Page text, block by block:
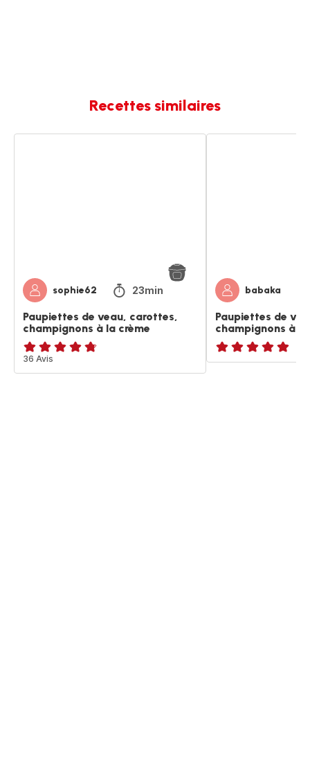
Recettes similaires
sophie62 23min
Paupiettes de veau, carottes,
champignons à la crème
ratings.4.7
36 Avis
babaka
Paupiettes de
champignons à la
ratings.NaN